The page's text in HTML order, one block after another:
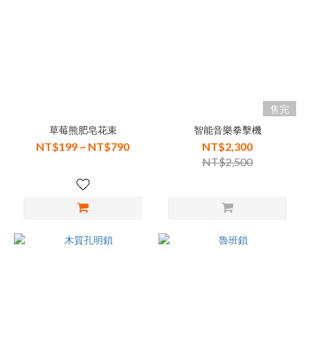
草莓熊肥皂花束
NT$199 ~ NT$790
售完
智能音樂拳擊機
NT$2,300
NT$2,500